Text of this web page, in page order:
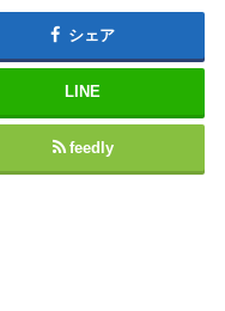
シェア
LINE
feedly